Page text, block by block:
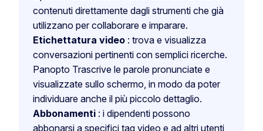
contenuti direttamente dagli strumenti che già
utilizzano per collaborare e imparare.
Etichettatura video : trova e visualizza
conversazioni pertinenti con semplici ricerche.
Panopto Trascrive le parole pronunciate e
visualizzate sullo schermo, in modo da poter
individuare anche il più piccolo dettaglio.
Abbonamenti : i dipendenti possono
abbonarsi a specifici tag video e ad altri utenti